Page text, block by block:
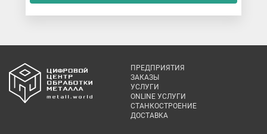
ПРЕДПРИЯТИЯ
ЗАКАЗЫ
УСЛУГИ
ONLINE УСЛУГИ
СТАНКОСТРОЕНИЕ
ДОСТАВКА